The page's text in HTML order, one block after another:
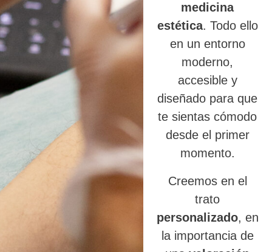
medicina
estética. Todo ello
en un entorno
moderno,
accesible y
diseñado para que
te sientas cómodo
desde el primer
momento.
Creemos en el
trato
personalizado, en
la importancia de